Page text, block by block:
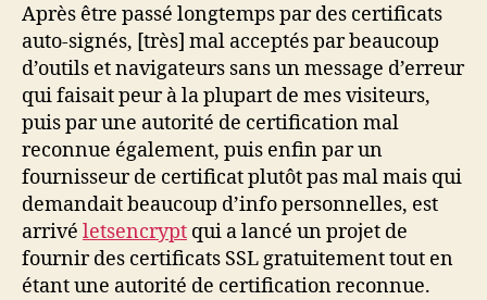
Après être passé longtemps par des certificats
auto-signés, [très] mal acceptés par beaucoup
d’outils et navigateurs sans un message d’erreur
qui faisait peur à la plupart de mes visiteurs,
puis par une autorité de certification mal
reconnue également, puis enfin par un
fournisseur de certificat plutôt pas mal mais qui
demandait beaucoup d’info personnelles, est
arrivé letsencrypt qui a lancé un projet de
fournir des certificats SSL gratuitement tout en
étant une autorité de certification reconnue.